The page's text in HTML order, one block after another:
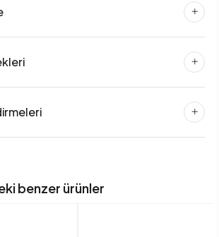
benzer ürünler